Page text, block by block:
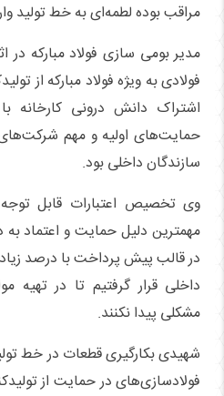
مراقب بوده لطمه‌ای به خط تولید
مدیر بومی سازی فولاد مبارکه
فولادی به ویژه فولاد مبارکه از
اشتراک دانش درونی کارخانه
حمایت‌های اولیه و مهم
سازندگان داخلی بود.
وی تخصیص اعتبارات قابل توجه
مهمترین دلیل حمایت و اعتماد
در قالب پیش پرداخت با درصد زیاد
داخلی قرار گرفتیم تا در تهیه
مشکلی پیدا نکنند.
شهیدی بکارگیری قطعات در خط
فولادسازی‌های در حمایت از